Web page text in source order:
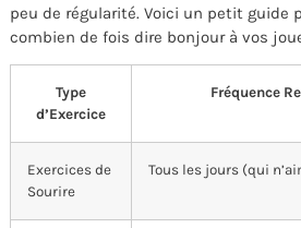
peu de régularité. Voici un petit guide
combien de fois dire bonjour à vos
Type
d’Exercice
Fréquence
Exercices de
Sourire
Tous les jours (qui